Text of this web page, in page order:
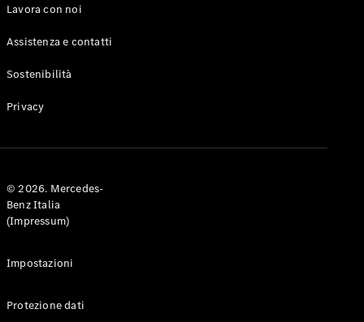
Lavora con noi
Assistenza e contatti
Sostenibilità
Privacy
© 2026. Mercedes-
Benz Italia
(Impressum)
Impostazioni
Protezione dati